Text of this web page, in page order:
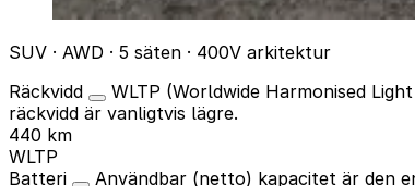
SUV · AWD · 5 säten · 400V arkitektur
Räckvidd
WLTP (Worldwide Harmonised
räckvidd är vanligtvis lägre.
440 km
WLTP
Batteri
Användbar (netto) kapacitet är den